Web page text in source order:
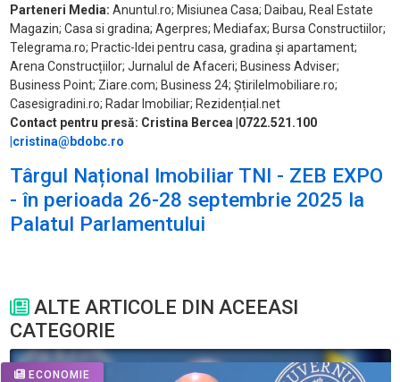
Parteneri Media: Anuntul.ro; Misiunea Casa; Daibau, Real Estate
Magazin; Casa si gradina; Agerpres; Mediafax; Bursa Constructiilor;
Telegrama.ro; Practic-Idei pentru casa, gradina și apartament;
Arena Construcțiilor; Jurnalul de Afaceri; Business Adviser;
Business Point; Ziare.com; Business 24; ȘtirileImobiliare.ro;
Casesigradini.ro; Radar Imobiliar; Rezidențial.net
Contact pentru presă: Cristina Bercea 0722.521.100
cristina@bdobc.ro
Târgul Național Imobiliar TNI - ZEB EXPO
- în perioada 26-28 septembrie 2025 la
Palatul Parlamentului
ALTE ARTICOLE DIN ACEEASI
CATEGORIE
ECONOMIE